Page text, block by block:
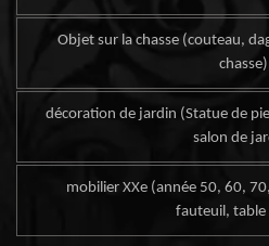
Objet sur la chasse (couteau,
chasse)
décoration de jardin (Statue de
salon de
mobilier XXe (année 50, 60,
fauteuil, table